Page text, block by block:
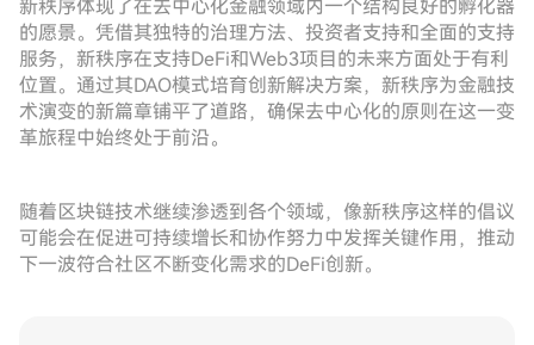
新秩序体现了在去中心化金融领域内一个结构良好的孵化器
的愿景。凭借其独特的治理方法、投资者支持和全面的支持
服务，新秩序在支持DeFi和Web3项目的未来方面处于有利
位置。通过其DAO模式培育创新解决方案，新秩序为金融技
术演变的新篇章铺平了道路，确保去中心化的原则在这一变
革旅程中始终处于前沿。
随着区块链技术继续渗透到各个领域，像新秩序这样的倡议
可能会在促进可持续增长和协作努力中发挥关键作用，推动
下一波符合社区不断变化需求的DeFi创新。